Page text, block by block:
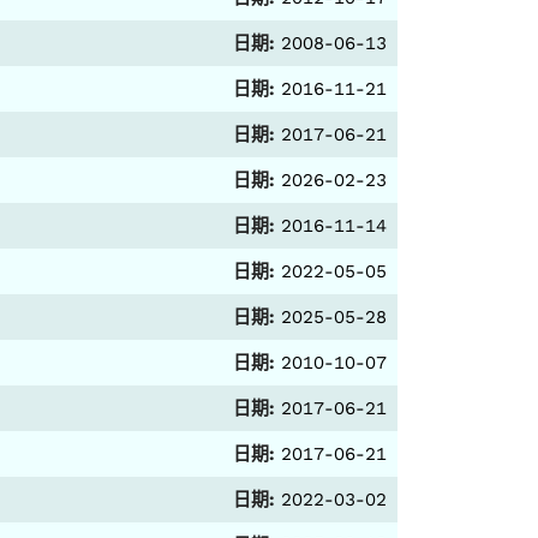
日期: 2008-06-13
日期: 2016-11-21
日期: 2017-06-21
日期: 2026-02-23
日期: 2016-11-14
日期: 2022-05-05
日期: 2025-05-28
日期: 2010-10-07
日期: 2017-06-21
日期: 2017-06-21
日期: 2022-03-02